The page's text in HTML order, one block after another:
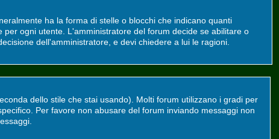
ha la forma di stelle o blocchi che indicano quanti
per ogni utente. L'amministratore del forum decide se abilitare o
dell'amministratore, e devi chiedere a lui le ragioni.
dello stile che stai usando). Molti forum utilizzano i gradi per
Per favore non abusare del forum inviando messaggi non